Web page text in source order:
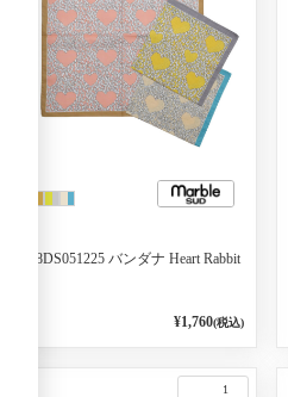
08DS051225 バンダナ Heart Rabbit
¥1,760(税込)
1